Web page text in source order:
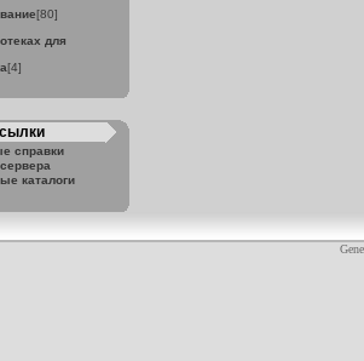
[80]
для
[4]
справки
каталоги